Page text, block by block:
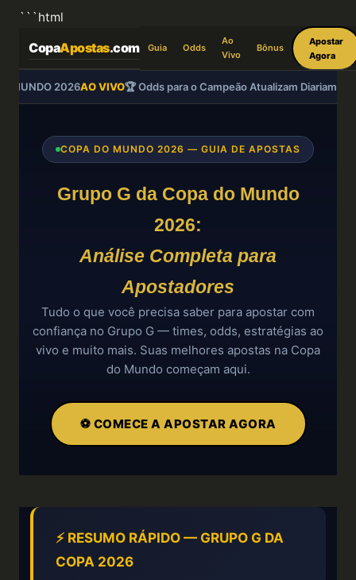
```html
CopaApostas.com Guia Odds
Ao
Vivo
Bônus
Apostar
Agora
MUNDO 2026AO VIVO🏆 Odds para o Campeão Atualizam Diariamente
COPA DO MUNDO 2026 — GUIA DE APOSTAS
Grupo G da Copa do Mundo
2026:
Análise Completa para
Apostadores
Tudo o que você precisa saber para apostar com
confiança no Grupo G — times, odds, estratégias ao
vivo e muito mais. Suas melhores apostas na Copa
do Mundo começam aqui.
⚽ COMECE A APOSTAR AGORA
⚡ RESUMO RÁPIDO — GRUPO G DA
COPA 2026